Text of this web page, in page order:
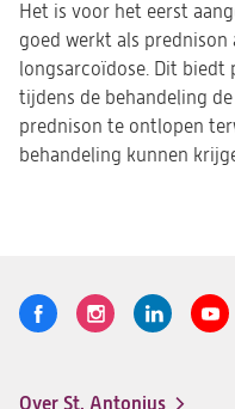
Het is voor het eerst
goed werkt als
longsarcoïdose. Dit
tijdens de behandeling
prednison te ontlopen
behandeling kunnen
Volg
Logo
Logo
Logo
Over St. Antonius